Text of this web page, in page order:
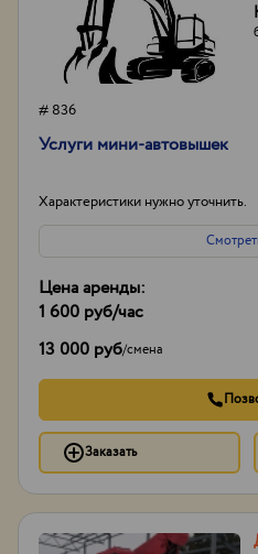
# 836
Услуги мини-автовышек
Характеристики нужно уточнить.
Цена аренды:
1 600 руб/час
13 000 руб/смена
Заказать